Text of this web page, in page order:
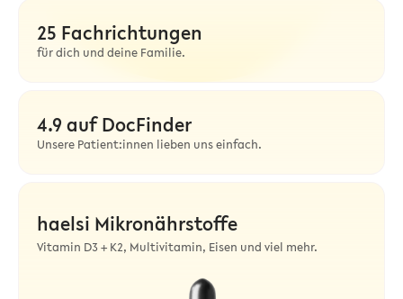
25 Fachrichtungen
für dich und deine Familie.
4.9 auf DocFinder
Unsere Patient:innen lieben uns einfach.
haelsi Mikronährstoffe
Vitamin D3 + K2, Multivitamin, Eisen und viel mehr.